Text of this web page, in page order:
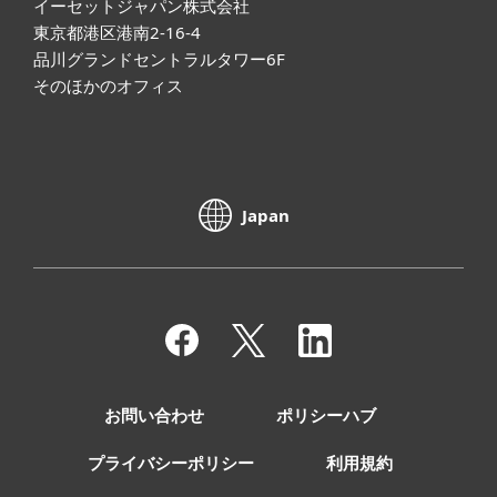
イーセットジャパン株式会社
東京都港区港南2-16-4
品川グランドセントラルタワー6F
そのほかのオフィス
Japan
お問い合わせ ポリシーハブ
プライバシーポリシー 利用規約